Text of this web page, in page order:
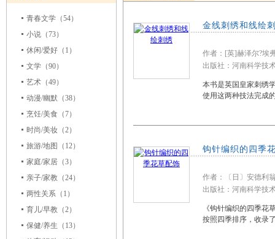
青春文学 （54）
小说 （73）
休闲/爱好 （1）
文学 （90）
艺术 （49）
动漫/幽默 （38）
烹饪/美食 （7）
时尚/美妆 （2）
旅游/地图
（12）
家庭/家居 （3）
亲子/家教 （24）
两性关系 （1）
育儿/早教 （2）
保健/养生 （13）
金线刺绣和线绘
作者：[英]赫泽尔?埃
出版社：河南科学
本书是英国皇家刺绣
使用这两种技法完成
钩针编织的四季
作者：〔日〕安德利
出版社：河南科学
《钩针编织的四季花
按照四季排序，收录